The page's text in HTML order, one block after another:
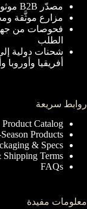
مصدّر B2B موثوق للمنتجات الطازجة والمجمدة
مزارع موثَّقة
الطلب
شحنات دولية
أفريقيا وأوروبا
روابط سريعة
Product Catalog
Products
& Specs
Shipping Terms
FAQs
معلومات مفيدة